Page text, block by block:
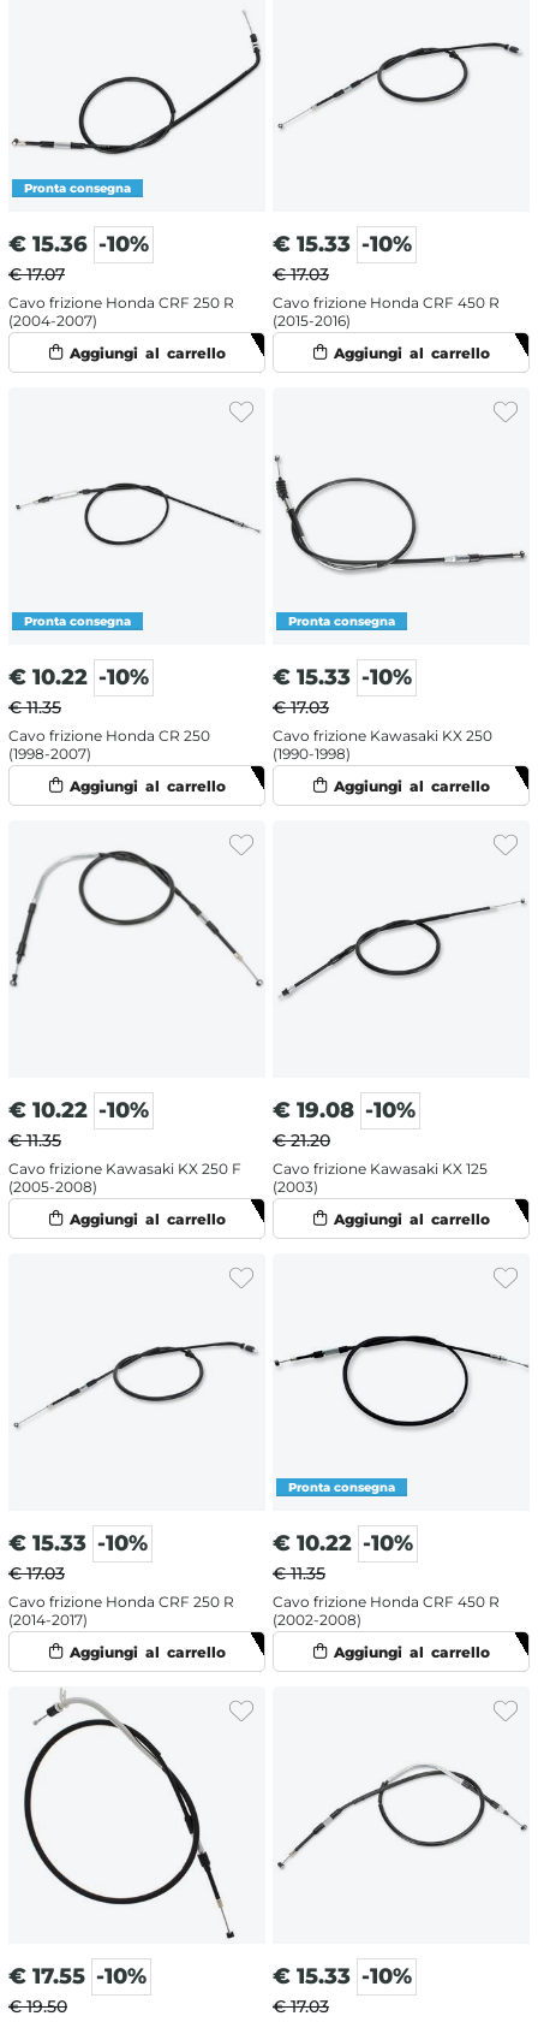
€ 15.36 -10%
€ 17.07
Cavo frizione Honda CRF 250 R
(2004-2007)
€ 15.33 -10%
€ 17.03
Cavo frizione Honda CRF 450 R
(2015-2016)
€ 10.22 -10%
€ 11.35
Cavo frizione Honda CR 250
(1998-2007)
€ 15.33 -10%
€ 17.03
Cavo frizione Kawasaki KX 250
(1990-1998)
€ 10.22 -10%
€ 11.35
Cavo frizione Kawasaki KX 250 F
(2005-2008)
€ 19.08 -10%
€ 21.20
Cavo frizione Kawasaki KX 125
(2003)
€ 15.33 -10%
€ 17.03
Cavo frizione Honda CRF 250 R
(2014-2017)
€ 10.22 -10%
€ 11.35
Cavo frizione Honda CRF 450 R
(2002-2008)
€ 17.55 -10%
€ 19.50
€ 15.33 -10%
€ 17.03